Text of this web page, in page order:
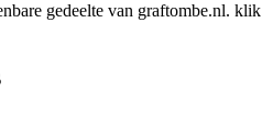
gedeelte van graftombe.nl. klik